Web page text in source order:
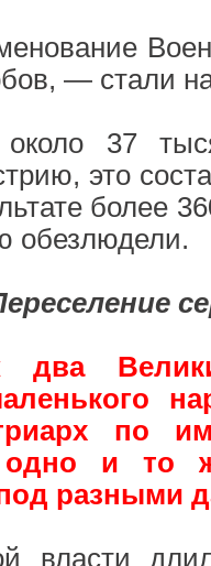
— стали
37
это
более
обезлюдели.
два
по
одно и то
разными
власти